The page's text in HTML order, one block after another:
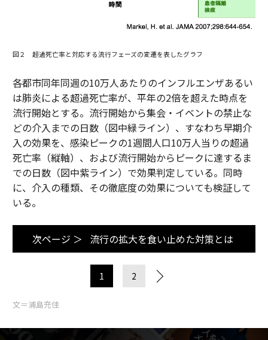
図２ 超過死亡率と対応する流行フェーズの変遷を表したグラフ
各都市同年同週の10万人あたりのインフルエンザあるい
は肺炎による超過死亡率が、平年の2倍を超えた時点を
流行開始とする。流行開始から集会・イベントの禁止な
どの介入までの日数（図中緑ライン）、すなわち早期介
入の効果を、感染ピークの1週間人口10万人当りの超過
死亡率（縦軸）、および流行開始からピークに達するま
での日数（図中紫ライン）で効果判定している。同時
に、介入の種類、その徹底度の効果についても検証して
いる。
次ページ ＞ 流行の拡大を食い止めた対策とは
1 2
文＝浦島充佳